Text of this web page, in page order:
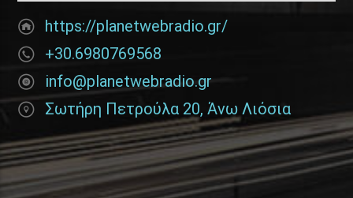
https://planetwebradio.gr/
+30.6980769568
info@planetwebradio.gr
Σωτήρη Πετρούλα 20, Άνω Λιόσια